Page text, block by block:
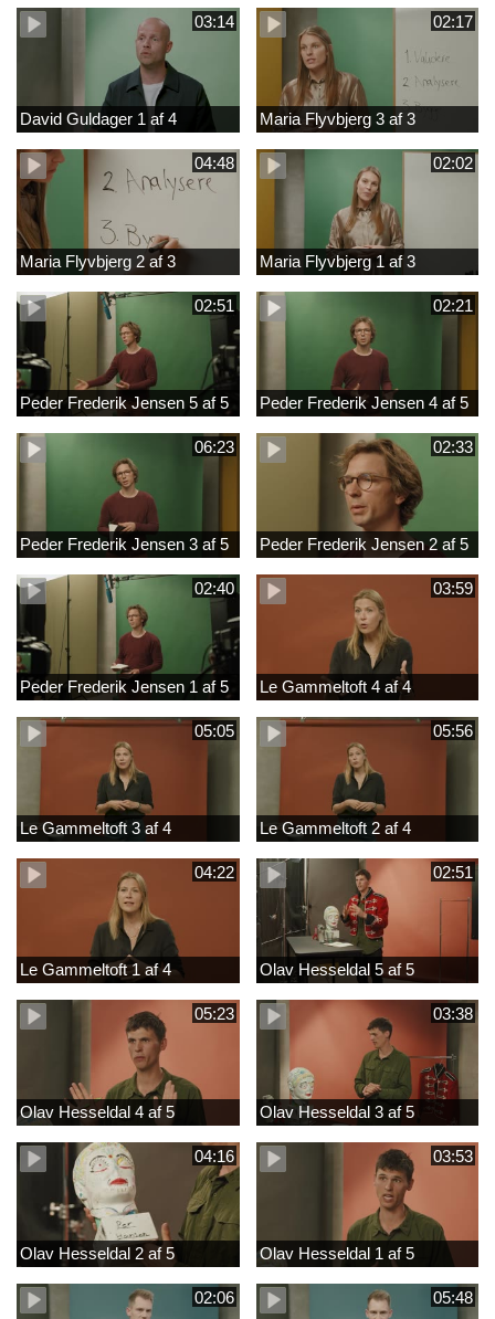
03:14
David Guldager 1 af 4
02:17
Maria Flyvbjerg 3 af 3
04:48
Maria Flyvbjerg 2 af 3
02:02
Maria Flyvbjerg 1 af 3
02:51
Peder Frederik Jensen 5 af 5
02:21
Peder Frederik Jensen 4 af 5
06:23
Peder Frederik Jensen 3 af 5
02:33
Peder Frederik Jensen 2 af 5
02:40
Peder Frederik Jensen 1 af 5
03:59
Le Gammeltoft 4 af 4
05:05
Le Gammeltoft 3 af 4
05:56
Le Gammeltoft 2 af 4
04:22
Le Gammeltoft 1 af 4
02:51
Olav Hesseldal 5 af 5
05:23
Olav Hesseldal 4 af 5
03:38
Olav Hesseldal 3 af 5
04:16
Olav Hesseldal 2 af 5
03:53
Olav Hesseldal 1 af 5
02:06 05:48